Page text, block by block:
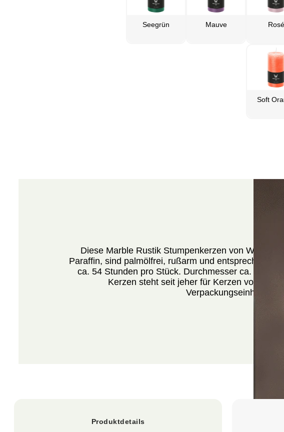
Seegrün Mauve Rosé
Soft
Diese Marble Rustik Stumpenkerzen von
Paraffin, sind palmölfrei, rußarm und entsprechen
ca. 54 Stunden pro Stück. Durchmesser ca. 68
Kerzen steht seit jeher für Kerzen von
Verpackungseinheit: 1
Produktdetails